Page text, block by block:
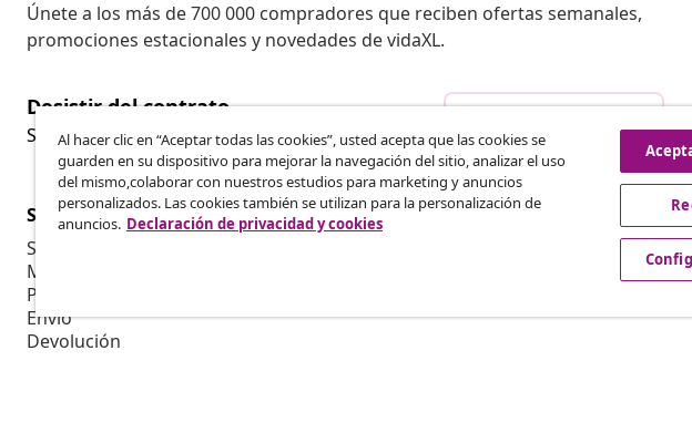
Únete a los más de 700 000 compradores que reciben ofertas semanales,
promociones estacionales y novedades de vidaXL.
Desistir del contrato
Solicita la cancelación de tu pedido.
Servicio al Cliente
Seguimiento del pedido
Mi cuenta
Pago
Envío
Devolución
Empresas
Al hacer clic en “Aceptar todas las cookies”, usted acepta que las cookies se
guarden en su dispositivo para mejorar la navegación del sitio, analizar el uso
del mismo,colaborar con nuestros estudios para marketing y anuncios
personalizados. Las cookies también se utilizan para la personalización de
anuncios. Declaración de privacidad y cookies